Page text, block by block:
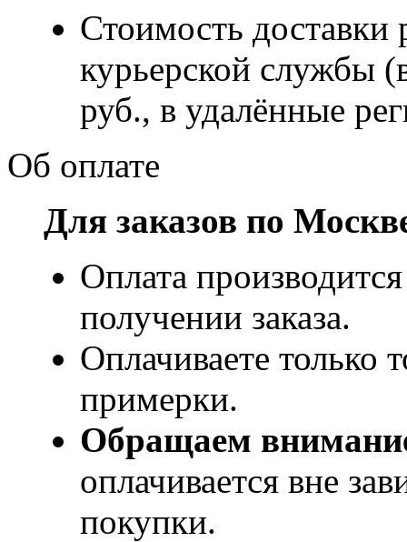
Стоимость доставки
курьерской службы
руб., в удалённые
Об оплате
Для заказов по
Оплата
получении заказа.
Оплачиваете только
примерки.
Обращаем
оплачивается вне
покупки.